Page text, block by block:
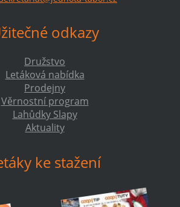
odkazy
Družstvo
Letáková nabídka
Prodejny
Věrnostní program
Lahůdky Slapy
Aktuality
ke stažení